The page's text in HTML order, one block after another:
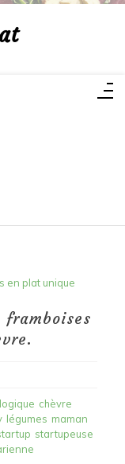
en plat unique
framboises
chèvre
légumes maman
startupeuse